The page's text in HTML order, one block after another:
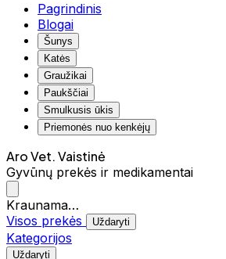
Pagrindinis
Blogai
Šunys
Katės
Graužikai
Paukščiai
Smulkusis ūkis
Priemonės nuo kenkėjų
Aro Vet. Vaistinė
Gyvūnų prekės ir medikamentai
Kraunama…
Visos prekės
Uždaryti
Kategorijos
Uždaryti